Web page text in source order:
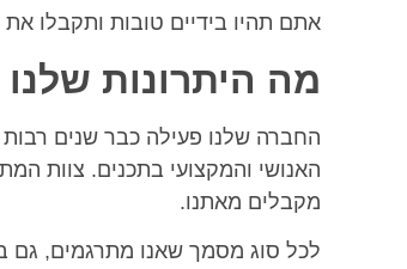
אתם תהיו בידיים טובות ותקבלו את
מה היתרונות
החברה שלנו פעילה כבר שנים רבות
האנושי והמקצועי בתכנים. צוות
מקבלים מאתנו.
לכל סוג מסמך שאנו מתרגמים, גם